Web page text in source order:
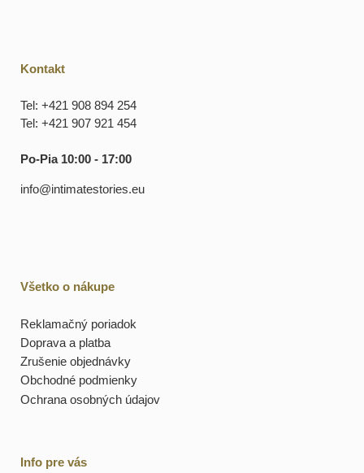
Kontakt
Tel: +421 908 894 254
Tel: +421 907 921 454
Po-Pia 10:00 - 17:00
info@intimatestories.eu
Všetko o nákupe
Reklamačný poriadok
Doprava a platba
Zrušenie objednávky
Obchodné podmienky
Ochrana osobných údajov
Info pre vás